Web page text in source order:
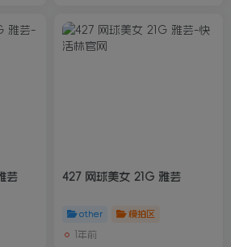
芸 427 网球美女 21G 雅芸
other 模拍区
1年前